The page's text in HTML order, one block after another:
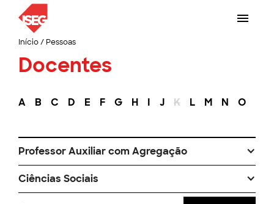
Início/ Pessoas
Docentes
A B C D E F G H I J K L M N O
Professor Auxiliar com Agregação
Ciências Sociais